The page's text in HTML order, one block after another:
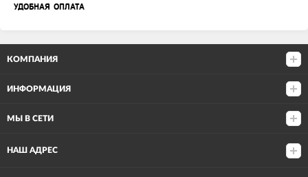
УДОБНАЯ ОПЛАТА
КОМПАНИЯ
ИНФОРМАЦИЯ
МЫ В СЕТИ
НАШ АДРЕС